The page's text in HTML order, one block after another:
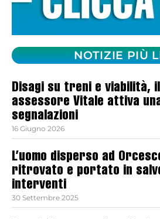
NOTIZIE PIÙ
Disagi su treni e viabilità,
assessore Vitale attiva
segnalazioni
16 Giugno 2026
L’uomo disperso ad
ritrovato e portato in
interventi
30 Settembre 2025